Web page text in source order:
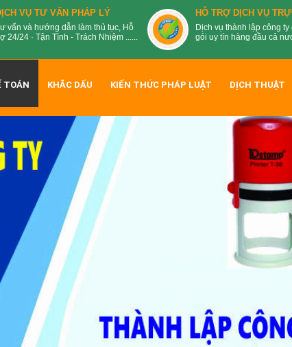
VỤ TƯ VẤN PHÁP LÝ
vấn và hướng dẫn làm thủ tục, Hỗ
24/24 · Tận Tình - Trách Nhiệm ......
HỖ TRỢ DỊCH VỤ
Dịch vụ thành lập công ty
gói uy tín hàng đầu cả
TOÁN KHẮC DẤU KIẾN THỨC PHÁP LUẬT DỊCH THUẬT